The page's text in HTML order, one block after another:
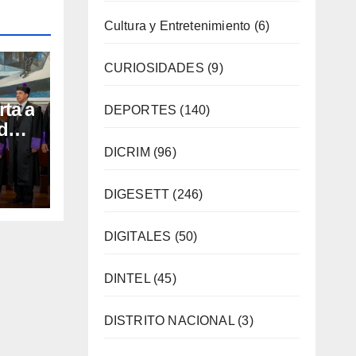
a
Cultura y Entretenimiento (6)
CURIOSIDADES (9)
DEPORTES (140)
DICRIM (96)
DIGESETT (246)
DIGITALES (50)
DINTEL(45)
DISTRITO NACIONAL(3)